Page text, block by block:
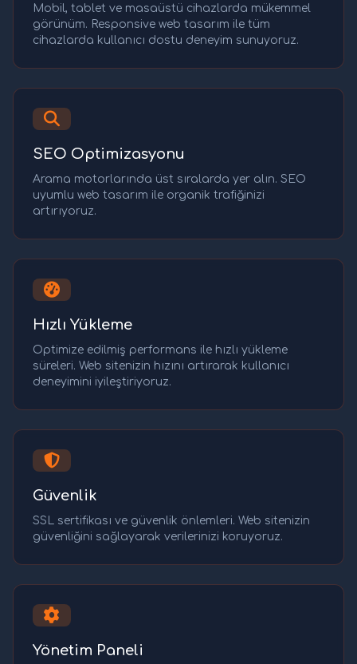
Mobil, tablet ve masaüstü cihazlarda mükemmel
görünüm. Responsive web tasarım ile tüm
cihazlarda kullanıcı dostu deneyim sunuyoruz.
SEO Optimizasyonu
Arama motorlarında üst sıralarda yer alın. SEO
uyumlu web tasarım ile organik trafiğinizi
artırıyoruz.
Hızlı Yükleme
Optimize edilmiş performans ile hızlı yükleme
süreleri. Web sitenizin hızını artırarak kullanıcı
deneyimini iyileştiriyoruz.
Güvenlik
SSL sertifikası ve güvenlik önlemleri. Web sitenizin
güvenliğini sağlayarak verilerinizi koruyoruz.
Yönetim Paneli